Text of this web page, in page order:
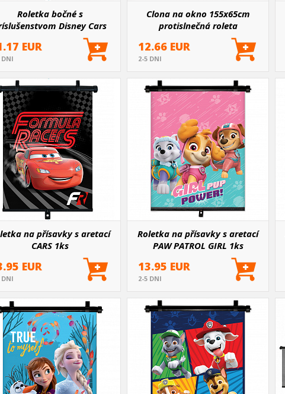
Roletka bočné s
Disney Cars
EUR
DNI
Clona na okno 155x65cm
protislnečná roleta
12.66 EUR
2-5 DNI
na přísavky s aretací
CARS 1ks
EUR
DNI
Roletka na přísavky s aretací
PAW PATROL GIRL 1ks
13.95 EUR
2-5 DNI